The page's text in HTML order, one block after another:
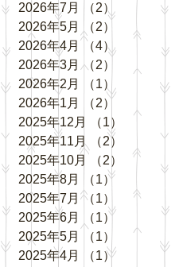
2026年7月 （2）
2件の記事
2026年5月
（2）
2026年4月
（4） 4件の記事
2026年3月 （2）
2026年2月
（1）
1件の記事
2026年1月
（2）
2025年12月
（1）
2025年11月
（2）
2件の記事
2025年10月
（2）
2件の記事
2025年8月
（1）
2025年7月 （1）
1件の記事
2025年6月
（1） 1件の記事
2025年5月
（1）
1件の記事
2025年4月
（1）1件の記事